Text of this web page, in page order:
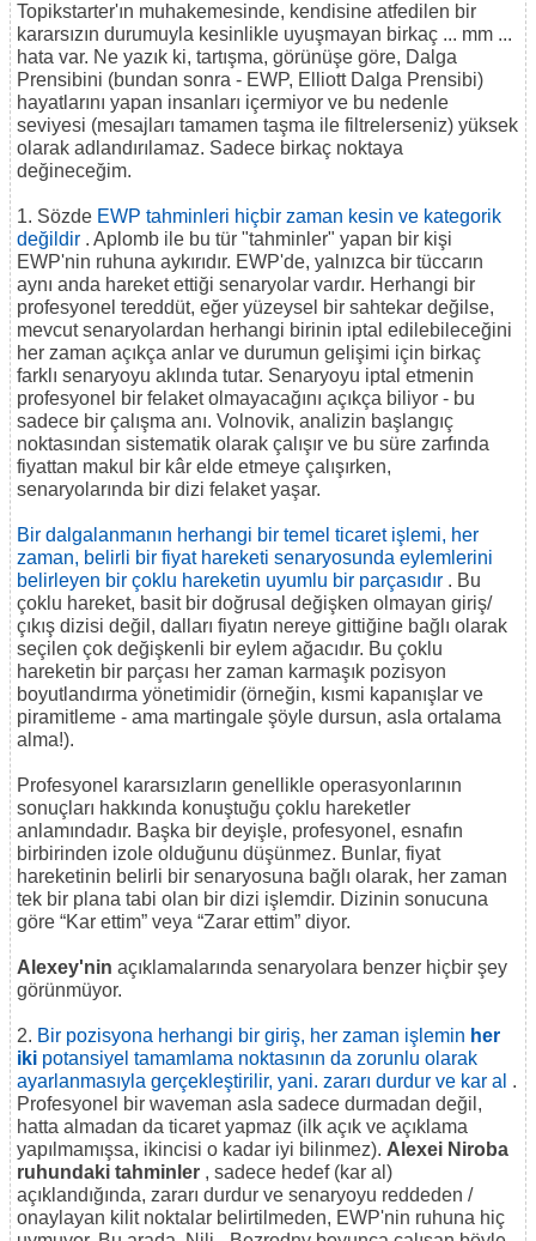
Topikstarter'ın muhakemesinde, kendisine atfedilen bir
kararsızın durumuyla kesinlikle uyuşmayan birkaç ... mm ...
hata var. Ne yazık ki, tartışma, görünüşe göre, Dalga
Prensibini (bundan sonra - EWP, Elliott Dalga Prensibi)
hayatlarını yapan insanları içermiyor ve bu nedenle
seviyesi (mesajları tamamen taşma ile filtrelerseniz) yüksek
olarak adlandırılamaz. Sadece birkaç noktaya
değineceğim.
1. Sözde EWP tahminleri hiçbir zaman kesin ve kategorik
değildir . Aplomb ile bu tür "tahminler" yapan bir kişi
EWP'nin ruhuna aykırıdır. EWP'de, yalnızca bir tüccarın
aynı anda hareket ettiği senaryolar vardır. Herhangi bir
profesyonel tereddüt, eğer yüzeysel bir sahtekar değilse,
mevcut senaryolardan herhangi birinin iptal edilebileceğini
her zaman açıkça anlar ve durumun gelişimi için birkaç
farklı senaryoyu aklında tutar. Senaryoyu iptal etmenin
profesyonel bir felaket olmayacağını açıkça biliyor - bu
sadece bir çalışma anı. Volnovik, analizin başlangıç
noktasından sistematik olarak çalışır ve bu süre zarfında
fiyattan makul bir kâr elde etmeye çalışırken,
senaryolarında bir dizi felaket yaşar.
Bir dalgalanmanın herhangi bir temel ticaret işlemi, her
zaman, belirli bir fiyat hareketi senaryosunda eylemlerini
belirleyen bir çoklu hareketin uyumlu bir parçasıdır . Bu
çoklu hareket, basit bir doğrusal değişken olmayan giriş/
çıkış dizisi değil, dalları fiyatın nereye gittiğine bağlı olarak
seçilen çok değişkenli bir eylem ağacıdır. Bu çoklu
hareketin bir parçası her zaman karmaşık pozisyon
boyutlandırma yönetimidir (örneğin, kısmi kapanışlar ve
piramitleme - ama martingale şöyle dursun, asla ortalama
alma!).
Profesyonel kararsızların genellikle operasyonlarının
sonuçları hakkında konuştuğu çoklu hareketler
anlamındadır. Başka bir deyişle, profesyonel, esnafın
birbirinden izole olduğunu düşünmez. Bunlar, fiyat
hareketinin belirli bir senaryosuna bağlı olarak, her zaman
tek bir plana tabi olan bir dizi işlemdir. Dizinin sonucuna
göre “Kar ettim” veya “Zarar ettim” diyor.
Alexey'nin açıklamalarında senaryolara benzer hiçbir şey
görünmüyor.
2. Bir pozisyona herhangi bir giriş, her zaman işlemin her
iki potansiyel tamamlama noktasının da zorunlu olarak
ayarlanmasıyla gerçekleştirilir, yani. zararı durdur ve kar al .
Profesyonel bir waveman asla sadece durmadan değil,
hatta almadan da ticaret yapmaz (ilk açık ve açıklama
yapılmamışsa, ikincisi o kadar iyi bilinmez). Alexei Niroba
ruhundaki tahminler , sadece hedef (kar al)
açıklandığında, zararı durdur ve senaryoyu reddeden /
onaylayan kilit noktalar belirtilmeden, EWP'nin ruhuna hiç